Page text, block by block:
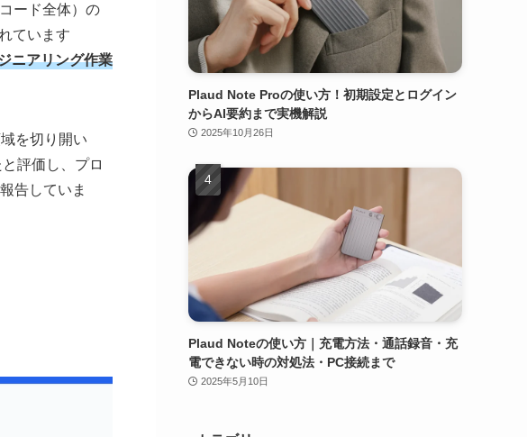
ード全体）の
ています
ニアリング作業
を切り開い
評価し、プロ
告していま
Plaud Note Proの使い方！初期設定とログイン
からAI要約まで実機解説
2025年10月26日
Plaud Noteの使い方｜充電方法・通話録音・充
電できない時の対処法・PC接続まで
2025年5月10日